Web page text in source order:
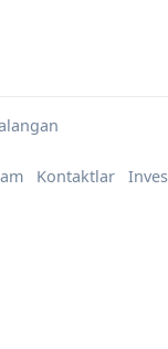
Kontaktlar